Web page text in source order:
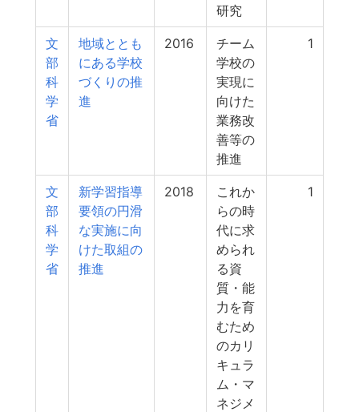
研究
文
部
科
学
省
地域ととも
にある学校
づくりの推
進
2016
チーム
学校の
実現に
向けた
業務改
善等の
推進
1
文
部
科
学
省
新学習指導
要領の円滑
な実施に向
けた取組の
推進
2018
これか
らの時
代に求
められ
る資
質・能
力を育
むため
のカリ
キュラ
ム・マ
ネジメ
1